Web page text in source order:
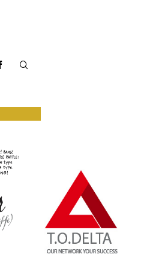
L’uscita di scena di